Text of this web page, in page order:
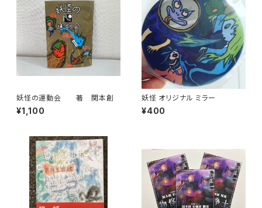
妖怪の運動会 著 関本創
¥1,100
妖怪 オリジナル ミラー
¥400